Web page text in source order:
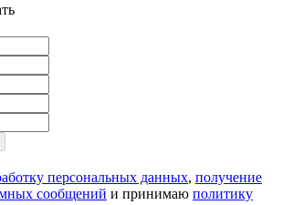
персональных данных, получение
сообщений и принимаю политику